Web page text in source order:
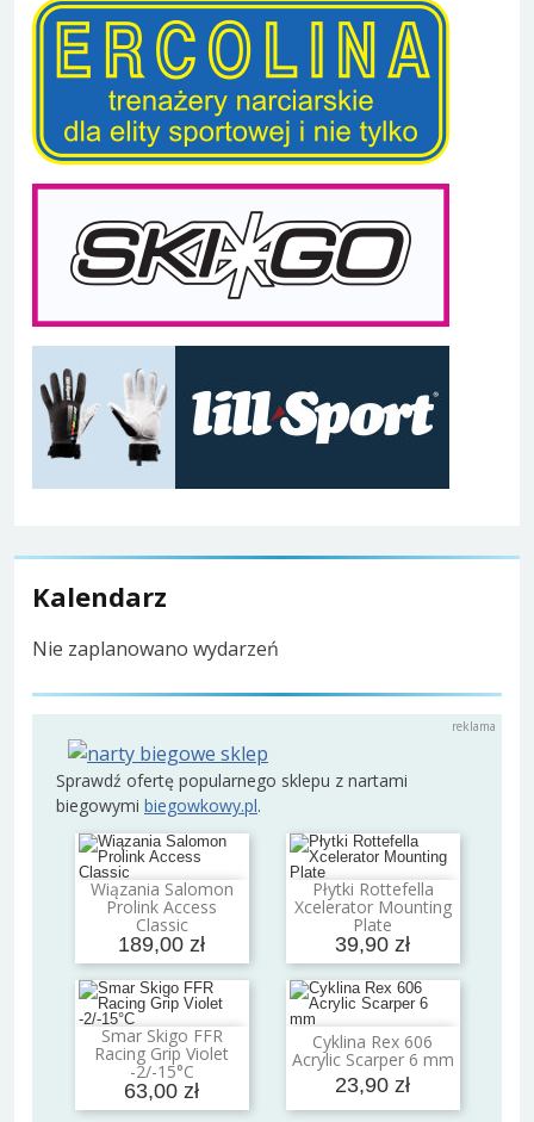
Kalendarz
Nie zaplanowano wydarzeń
Sprawdź ofertę popularnego sklepu z nartami
biegowymi biegowkowy.pl.
Wiązania Salomon
Prolink Access
Classic
189,00 zł
Dodaj do koszyka Płytki Rottefella
Xcelerator Mounting
Plate
39,90 zł
Dodaj do koszyka
Smar Skigo FFR
Racing Grip Violet
-2/-15°C
63,00 zł
Dodaj do koszyka Cyklina Rex 606
Acrylic Scarper 6 mm
23,90 zł
Dodaj do koszyka